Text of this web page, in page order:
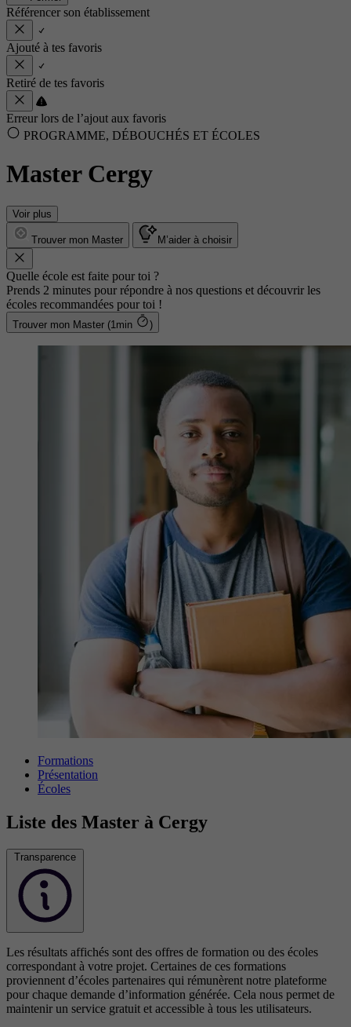
Référencer son établissement
Ajouté à tes favoris
Retiré de tes favoris
Erreur lors de l’ajout aux favoris
PROGRAMME, DÉBOUCHÉS ET ÉCOLES
Master Cergy
Voir plus
Trouver mon Master M’aider à choisir
Quelle école est faite pour toi ?
Prends 2 minutes pour répondre à nos questions et découvrir les
écoles recommandées pour toi !
Trouver mon Master (1min )
Formations
Présentation
Écoles
Liste des Master à Cergy
Transparence
Les résultats affichés sont des offres de formation ou des écoles
correspondant à votre projet. Certaines de ces formations
proviennent d’écoles partenaires qui rémunèrent notre plateforme
pour chaque demande d’information générée. Cela nous permet de
maintenir un service gratuit et accessible à tous les utilisateurs.